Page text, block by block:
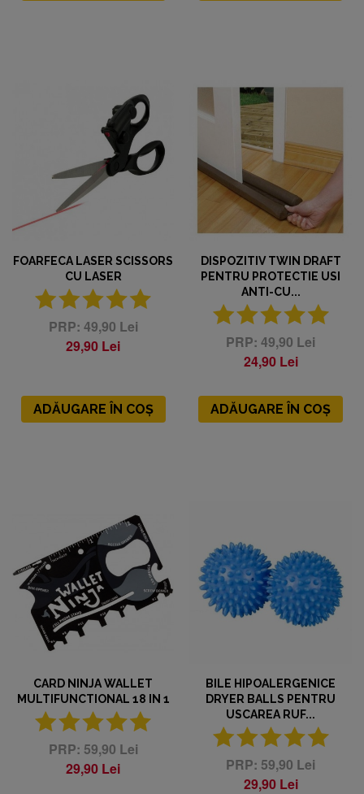
FOARFECA LASER SCISSORS
CU LASER
49,90 Lei
29,90 Lei
ADĂUGARE ÎN COȘ
DISPOZITIV TWIN DRAFT
PENTRU PROTECTIE USI
ANTI-CU...
49,90 Lei
24,90 Lei
ADĂUGARE ÎN COȘ
CARD NINJA WALLET
MULTIFUNCTIONAL 18 IN 1
59,90 Lei
29,90 Lei
BILE HIPOALERGENICE
DRYER BALLS PENTRU
USCAREA RUF...
59,90 Lei
29,90 Lei